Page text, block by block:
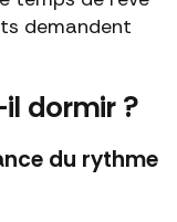
demandent
dormir ?
du rythme